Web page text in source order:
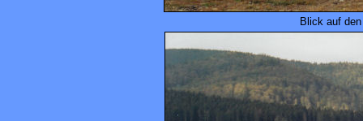
Blick auf